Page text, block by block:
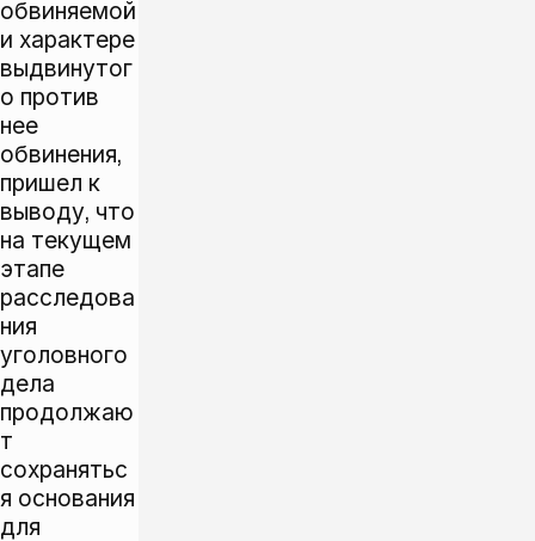
обвиняемой
и характере
выдвинутог
о против
нее
обвинения,
пришел к
выводу, что
на текущем
этапе
расследова
ния
уголовного
дела
продолжаю
т
сохранятьс
я основания
для